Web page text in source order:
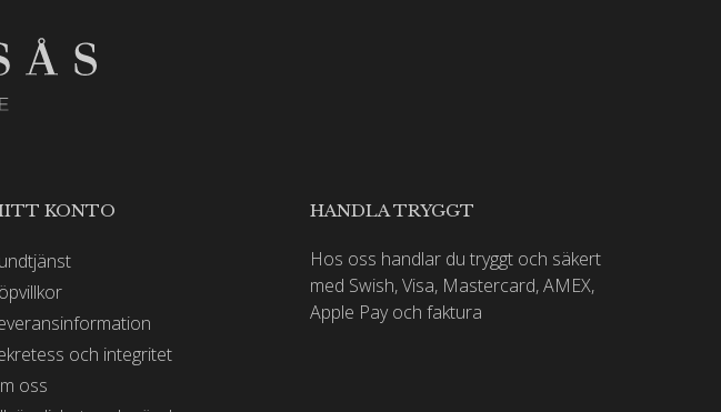
KONTO
och integritet
oss
HANDLA TRYGGT
Hos oss handlar du tryggt och säkert
med Swish, Visa, Mastercard, AMEX,
Apple Pay och faktura